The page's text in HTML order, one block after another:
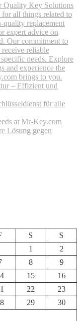
Quality Key Solutions
all things related to
quality replacement
expert advice on
Our commitment to
receive reliable
needs. Explore
and experience the
brings to you.
– Effizient und
für alle
at Mr-Key.com
Lösung gegen
S
S
1
2
8
9
15
16
22
23
29
30